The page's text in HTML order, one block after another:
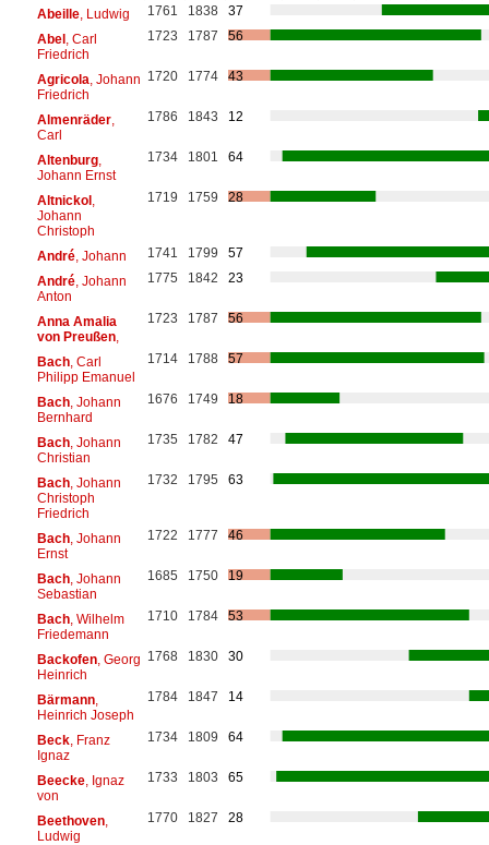
Abeille, Ludwig 1761 1838
37
Abel, Carl
Friedrich
1723 1787 56
Agricola , Johann
Friedrich
1720 1774 43
Almenräder,
Carl
1786 1843 12
Altenburg,
Johann Ernst
1734 1801 64
Altnickol,
Johann
Christoph
1719 1759 28
André, Johann 1741 1799
57
André, Johann
Anton
1775 1842 23
Anna Amalia
von Preußen,
1723 1787 56
Bach, Carl
Philipp Emanuel
1714 1788 57
Bach, Johann
Bernhard
1676 1749 18
Bach, Johann
Christian
1735 1782 47
Bach, Johann
Christoph
Friedrich
1732 1795 63
Bach, Johann
Ernst
1722 1777 46
Bach, Johann
Sebastian
1685 1750 19
Bach, Wilhelm
Friedemann
1710 1784 53
Backofen, Georg
Heinrich
1768 1830 30
Bärmann,
Heinrich Joseph
1784 1847 14
Beck, Franz
Ignaz
1734 1809 64
Beecke, Ignaz
von
1733 1803 65
Beethoven,
Ludwig
1770 1827 28